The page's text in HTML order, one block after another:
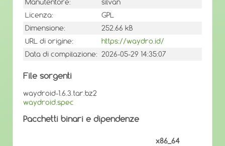
Manutentore:
silvan
Licenza:
GPL
Dimensione:
252.66 kB
URL di origine:
https://waydro.id/
Data di compilazione: 2026-05-29 14:35:07
File sorgenti
waydroid-1.6.3.tar.bz2
waydroid.spec
Pacchetti binari e dipendenze
x86_64